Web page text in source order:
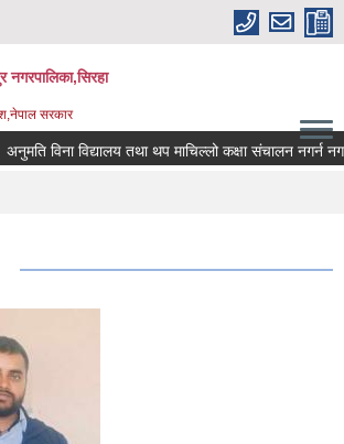
नगरपालिका,सिरहा
सरकार
विना विद्यालय तथा थप माचिल्लो कक्षा संचालन नगर्न